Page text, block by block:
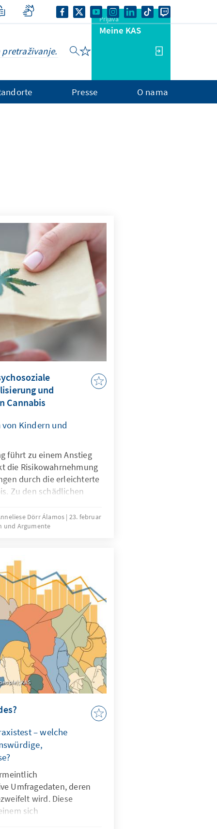
Prijava
Meine KAS
Presse O nama
und
Cannabis
Kindern und
führt zu einem Anstieg
die Risikowahrnehmung
durch die erleichterte
Zu den schädlichen
Angst-, depressive
Mit der Legalisierung
auf
Jugendlichen
Dörr Álamos 23. februar
und Argumente
KAS
– welche
Umfragedaten, deren
wird. Diese
sich